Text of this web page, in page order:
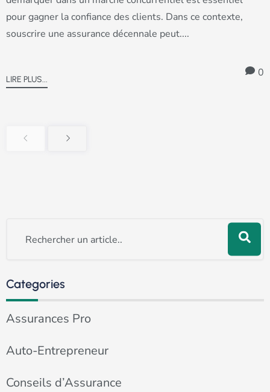
Categories
Assurances Pro
Auto-Entrepreneur
Conseils d’Assurance
pour gagner la confiance des clients. Dans ce contexte,
souscrire une assurance décennale peut....
LIRE PLUS...
0